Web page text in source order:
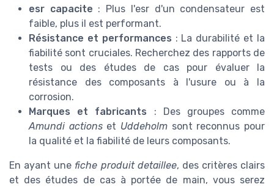
esr capacite : Plus l'esr d'un condensateur est
faible, plus il est performant.
Résistance et performances : La durabilité et la
fiabilité sont cruciales. Recherchez des rapports de
tests ou des études de cas pour évaluer la
résistance des composants à l'usure ou à la
corrosion.
Marques et fabricants : Des groupes comme
Amundi actionset Uddeholm sont reconnus pour
la qualité et la fiabilité de leurs composants.
En ayant une fiche produit detaillee, des critères clairs
et des études de cas à portée de main, vous serez